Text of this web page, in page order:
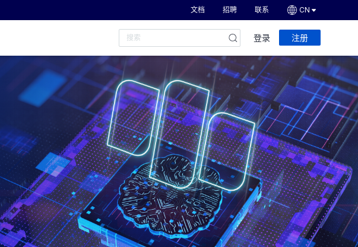
文档 招聘 联系 CN
登录 注册